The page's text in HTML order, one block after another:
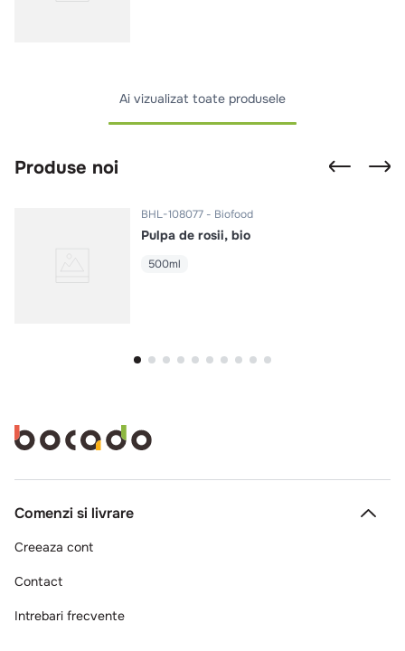
Ai vizualizat toate produsele
Produse noi
BHL-108077 Biofood
Pulpa de rosii, bio
500ml
Comenzi si livrare
Creeaza cont
Contact
Intrebari frecvente